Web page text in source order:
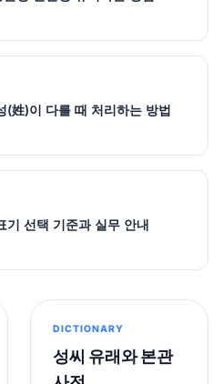
(姓)이 다를 때 처리하는 방법
기 선택 기준과 실무 안내
DICTIONARY
성씨 유래와 본관